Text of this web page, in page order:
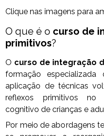
Clique nas imagens para
O que é o curso de
primitivos?
O curso de integração
formação
aplicação de técnicas
reflexos primitivos no
cognitivo de crianças e
Por meio de abordagens